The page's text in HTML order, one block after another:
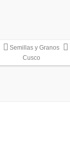
Semillas y Granos
Cusco